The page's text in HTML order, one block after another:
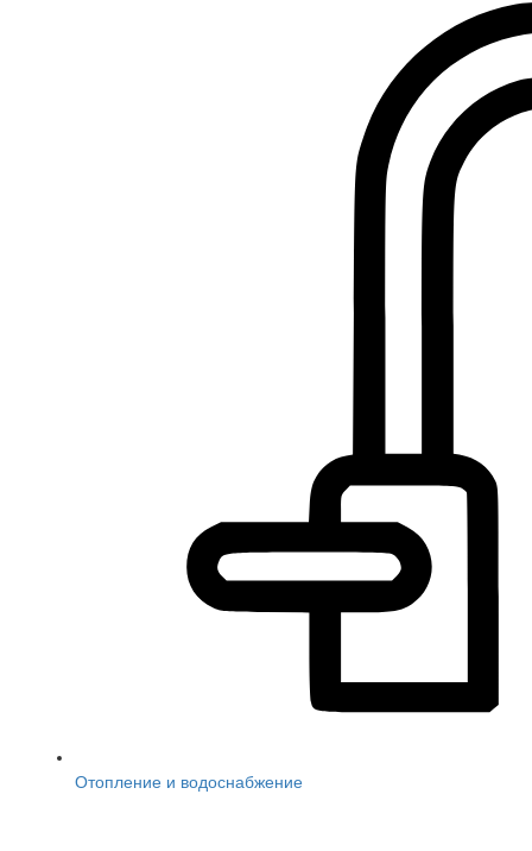
Отопление и водоснабжение